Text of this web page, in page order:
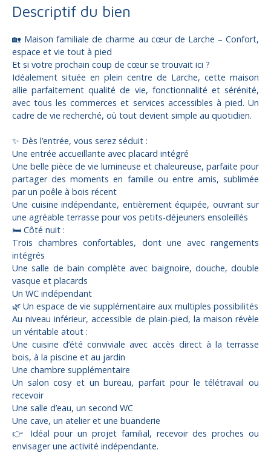
Descriptif du bien
🏡 Maison familiale de charme au cœur de Larche – Confort,
espace et vie tout à pied
Et si votre prochain coup de cœur se trouvait ici ?
Idéalement située en plein centre de Larche, cette maison
allie parfaitement qualité de vie, fonctionnalité et sérénité,
avec tous les commerces et services accessibles à pied. Un
cadre de vie recherché, où tout devient simple au quotidien.
✨ Dès l’entrée, vous serez séduit :
Une entrée accueillante avec placard intégré
Une belle pièce de vie lumineuse et chaleureuse, parfaite pour
partager des moments en famille ou entre amis, sublimée
par un poêle à bois récent
Une cuisine indépendante, entièrement équipée, ouvrant sur
une agréable terrasse pour vos petits-déjeuners ensoleillés
🛏️ Côté nuit :
Trois chambres confortables, dont une avec rangements
intégrés
Une salle de bain complète avec baignoire, douche, double
vasque et placards
Un WC indépendant
🌿 Un espace de vie supplémentaire aux multiples possibilités
Au niveau inférieur, accessible de plain-pied, la maison révèle
un véritable atout :
Une cuisine d’été conviviale avec accès direct à la terrasse
bois, à la piscine et au jardin
Une chambre supplémentaire
Un salon cosy et un bureau, parfait pour le télétravail ou
recevoir
Une salle d’eau, un second WC
Une cave, un atelier et une buanderie
👉 Idéal pour un projet familial, recevoir des proches ou
envisager une activité indépendante.